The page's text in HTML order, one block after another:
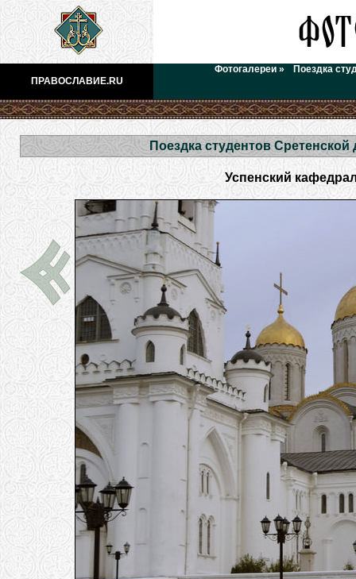
ПРАВОСЛАВИЕ.RU
Фотогалереи » Поездка
Поездка студентов
Успенский